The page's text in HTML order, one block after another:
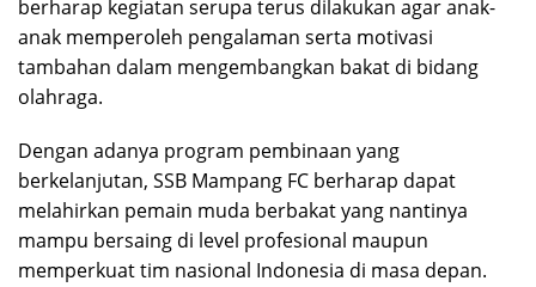
berharap kegiatan serupa terus dilakukan agar anak-
anak memperoleh pengalaman serta motivasi
tambahan dalam mengembangkan bakat di bidang
olahraga.
Dengan adanya program pembinaan yang
berkelanjutan, SSB Mampang FC berharap dapat
melahirkan pemain muda berbakat yang nantinya
mampu bersaing di level profesional maupun
memperkuat tim nasional Indonesia di masa depan.